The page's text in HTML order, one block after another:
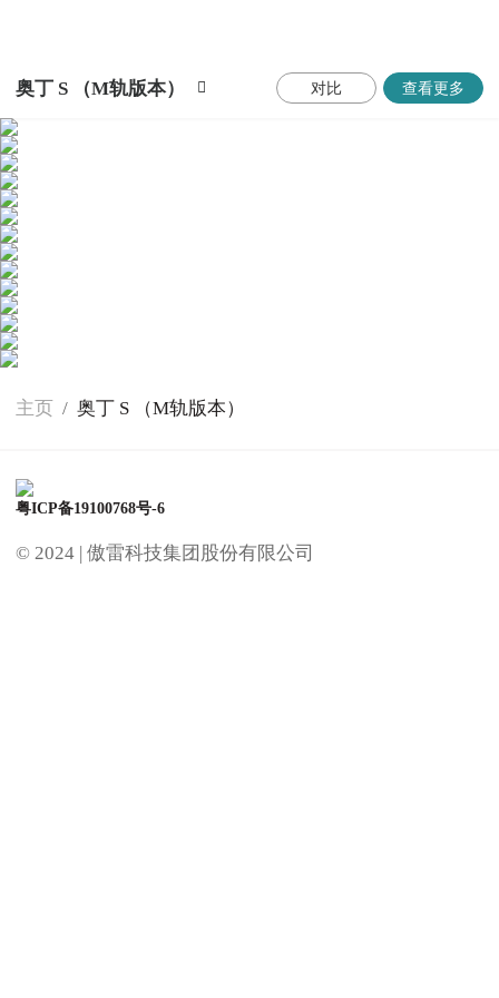
奥丁 S （M轨版本） 对比 查看更多
主页 / 奥丁 S （M轨版本）
© 2024 |傲雷科技集团股份有限公司
粤ICP备19100768号-6